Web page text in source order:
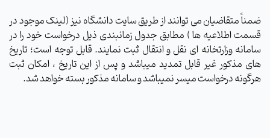
ضمناً متقاضیان می توانند از طریق سایت دانشگاه نیز (لینک موجود در
قسمت اطلاعیه ها ) مطابق جدول زمانبندی ذیل درخواست خود را در
سامانه وزارتخانه ای نقل و انتقال ثبت نمایند. قابل توجه است؛ تاریخ
های مذکور غیر قابل تمدید می­باشد و پس از این تاریخ ، امکان ثبت
هرگونه درخواست میسر نمی­باشد و سامانه مذکور بسته خواهد شد.